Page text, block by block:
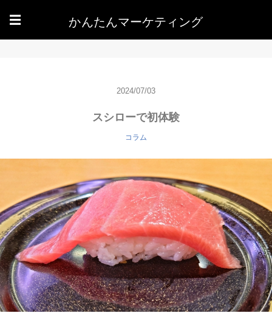
☰ かんたんマーケティング
2024/07/03
スシローで初体験
コラム